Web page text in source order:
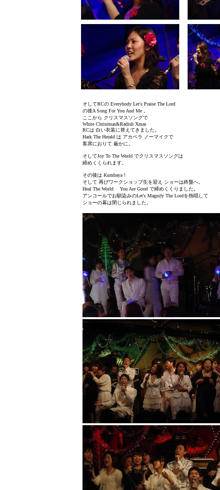
そしてRCの Everybody Let's Praise The Lord
の後A Song For You And Me 。
ここから クリスマスソングで
White Christmas&Radish Xmas
RCは 白い衣装に替えてきました。
Hark The Herald は アカペラ ノーマイクで
客席におりて 厳かに。
そしてJoy To The World でクリスマスソングは
締めくくられます。
その後は Kumbaya！
そして 再びワークショップ生を迎え ショーは終盤へ。
Heal The World You Are Good で締めくくりました。
アンコールでお馴染みのLet's Magnify The Lordを熱唱して
ショーの幕は閉じられました。